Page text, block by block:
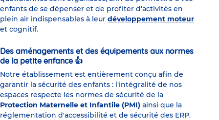
enfants de se dépenser et de profiter d'activités en
plein air indispensables à leur développement moteur
et cognitif.
Des aménagements et des équipements aux normes
de la petite enfance 👍
Notre établissement est entièrement conçu afin de
garantir la sécurité des enfants : l'intégralité de nos
espaces respecte les normes de sécurité de la
Protection Maternelle et Infantile (PMI) ainsi que la
réglementation d'accessibilité et de sécurité des ERP.